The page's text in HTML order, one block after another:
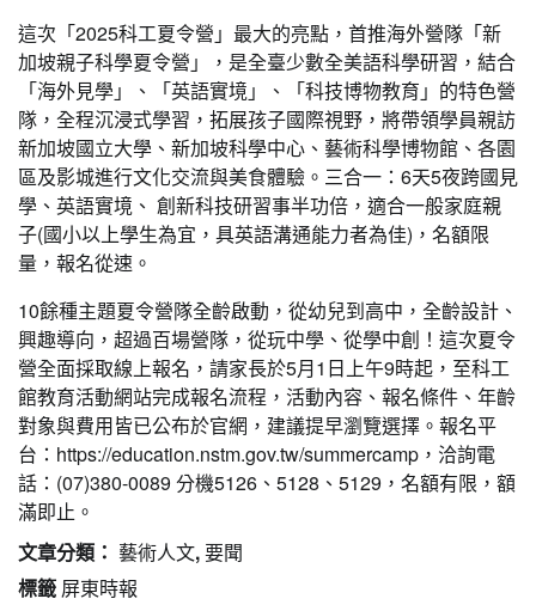
這次「2025科工夏令營」最大的亮點，首推海外營隊「新
加坡親子科學夏令營」，是全臺少數全美語科學研習，結合
「海外見學」、「英語實境」、「科技博物教育」的特色營
隊，全程沉浸式學習，拓展孩子國際視野，將帶領學員親訪
新加坡國立大學、新加坡科學中心、藝術科學博物館、各園
區及影城進行文化交流與美食體驗。三合一：6天5夜跨國見
學、英語實境、 創新科技研習事半功倍，適合一般家庭親
子(國小以上學生為宜，具英語溝通能力者為佳)，名額限
量，報名從速。
10餘種主題夏令營隊全齡啟動，從幼兒到高中，全齡設計、
興趣導向，超過百場營隊，從玩中學、從學中創！這次夏令
營全面採取線上報名，請家長於5月1日上午9時起，至科工
館教育活動網站完成報名流程，活動內容、報名條件、年齡
對象與費用皆已公布於官網，建議提早瀏覽選擇。報名平
台：https://education.nstm.gov.tw/summercamp，洽詢電
話：(07)380-0089 分機5126、5128、5129，名額有限，額
滿即止。
文章分類： 藝術人文,要聞
標籤 屏東時報